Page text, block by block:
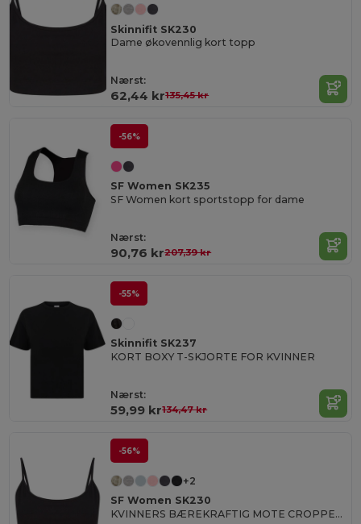
Skinnifit SK230
Dame økovennlig kort topp
Nærst:
62,44 kr135,45 kr
-56%
SF Women SK235
SF Women kort sportstopp for dame
Nærst:
90,76 kr207,39 kr
-55%
Skinnifit SK237
KORT BOXY T-SKJORTE FOR KVINNER
Nærst:
59,99 kr134,47 kr
-56%
+2
SF Women SK230
KVINNERS BÆREKRAFTIG MOTE CROPPED TOPP